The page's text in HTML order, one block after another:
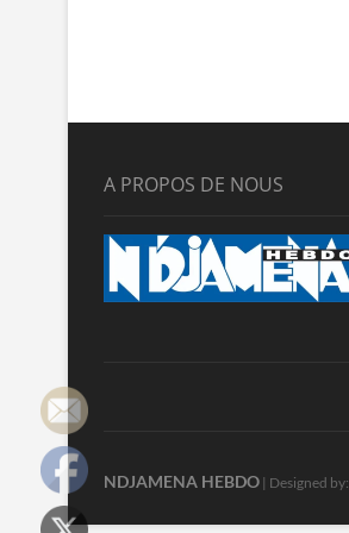
A PROPOS DE NOUS
NDJAMENA HEBDO | Designed by: